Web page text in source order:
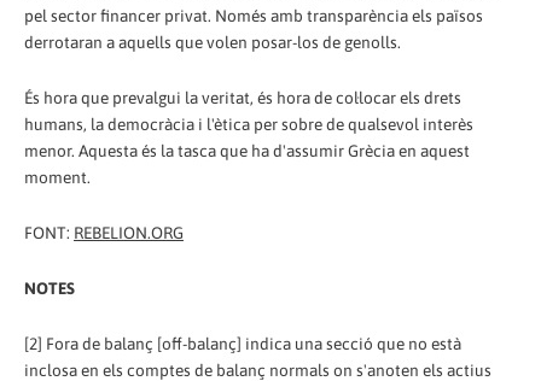
pel sector financer privat. Només amb transparència els països
derrotaran a aquells que volen posar-los de genolls.
És hora que prevalgui la veritat, és hora de col·locar els drets
humans, la democràcia i l'ètica per sobre de qualsevol interès
menor. Aquesta és la tasca que ha d'assumir Grècia en aquest
moment.
FONT: REBELION.ORG
NOTES
[2] Fora de balanç [off-balanç] indica una secció que no està
inclosa en els comptes de balanç normals on s'anoten els actius